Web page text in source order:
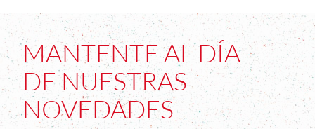
MANTENTE AL DÍA
DE NUESTRAS
NOVEDADES